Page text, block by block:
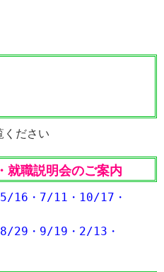
ください
職説明会のご案内
16・7/11・10/17・
29・9/19・2/13・